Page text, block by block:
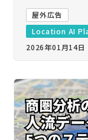
屋外広告
Location AI
2026年01月14日